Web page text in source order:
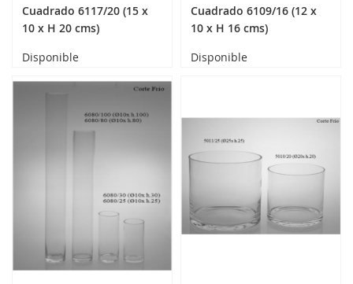
Cuadrado 6117/20 (15 x
10 x H 20 cms)
Disponible
Cuadrado 6109/16 (12 x
10 x H 16 cms)
Disponible